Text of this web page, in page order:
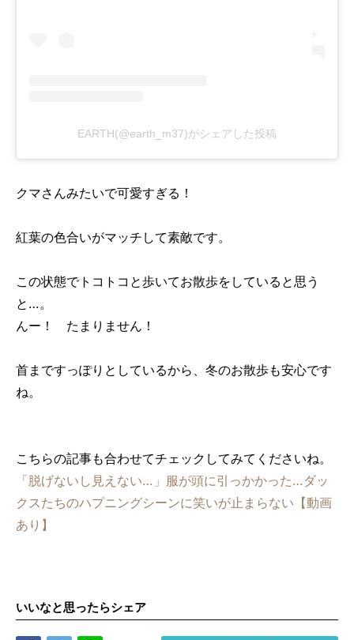
EARTH(@earth_m37)がシェアした投稿
クマさんみたいで可愛すぎる！
紅葉の色合いがマッチして素敵です。
この状態でトコトコと歩いてお散歩をしていると思う
と…。
んー！ たまりません！
首まですっぽりとしているから、冬のお散歩も安心です
ね。
こちらの記事も合わせてチェックしてみてくださいね。
「脱げないし見えない…」服が頭に引っかかった…ダッ
クスたちのハプニングシーンに笑いが止まらない【動画
あり】
いいなと思ったらシェア